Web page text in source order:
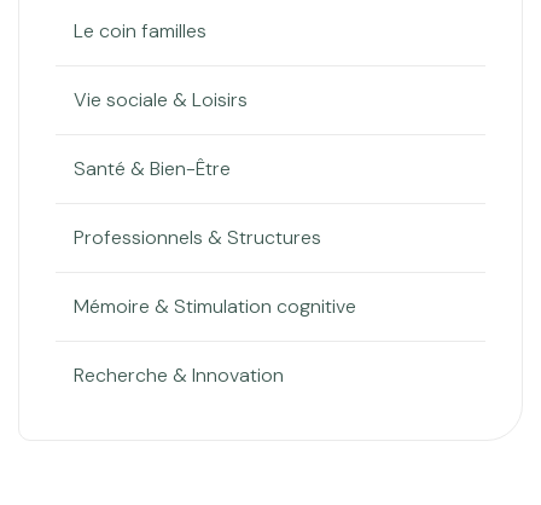
Le coin familles
Vie sociale & Loisirs
Santé & Bien-Être
Professionnels & Structures
Mémoire & Stimulation cognitive
Recherche & Innovation